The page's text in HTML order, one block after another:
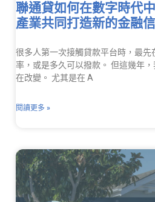
聯通貸如何在數字時代
產業共同打造新的金融
很多人第一次接觸貸款平台時，最先
率，或是多久可以撥款。 但這幾年
在改變。 尤其是在 A
閱讀更多 »